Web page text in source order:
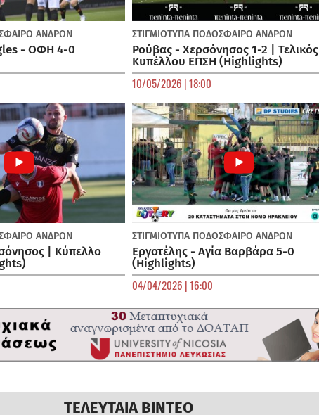
ΑΝΔΡΏΝ
- ΟΦΗ 4-0
ΣΤΙΓΜΙΟΤΥΠΑ ΠΟΔΌΣΦΑΙΡΟ ΑΝΔΡΏΝ
Ρούβας - Χερσόνησος 1-2 | Τελικός
Κυπέλλου ΕΠΣΗ (Highlights)
10/05/2026 | 18:00
ΑΝΔΡΏΝ
| Κύπελλο
ΣΤΙΓΜΙΟΤΥΠΑ ΠΟΔΌΣΦΑΙΡΟ ΑΝΔΡΏΝ
Εργοτέλης - Αγία Βαρβάρα 5-0
(Highlights)
04/04/2026 | 16:00
ΤΕΛΕΥΤΑΙΑ ΒΙΝΤΕΟ